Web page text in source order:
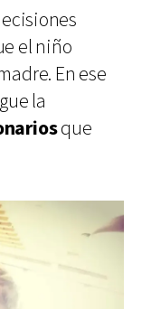
el niño
En ese
la
que